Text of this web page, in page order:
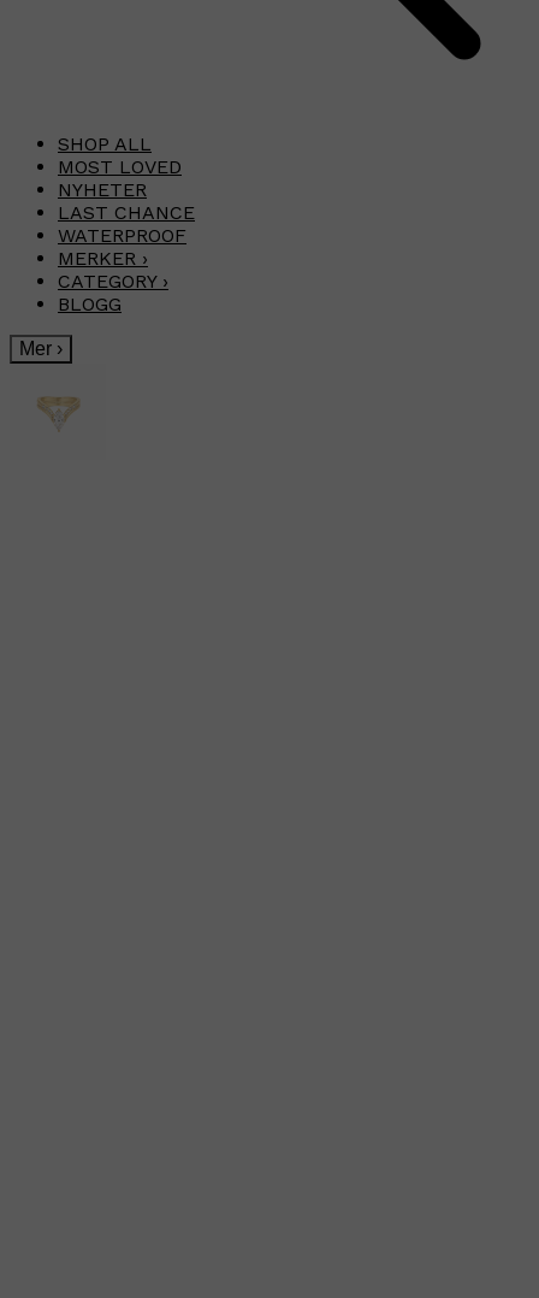
SHOP ALL
MOST LOVED
NYHETER
LAST CHANCE
WATERPROOF
MERKER ›
CATEGORY ›
BLOGG
Mer ›